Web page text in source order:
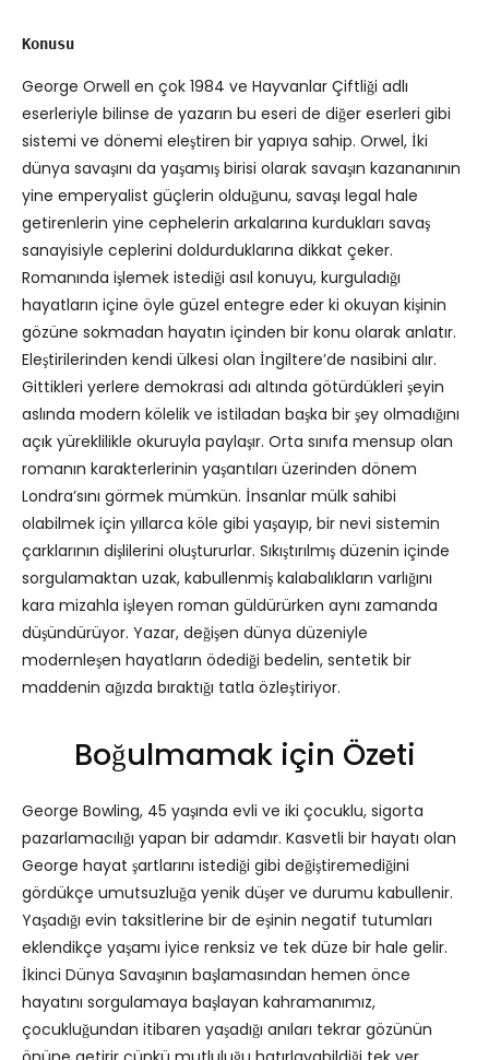
Konusu
George Orwell en çok 1984 ve Hayvanlar Çiftliği adlı
eserleriyle bilinse de yazarın bu eseri de diğer eserleri gibi
sistemi ve dönemi eleştiren bir yapıya sahip. Orwel, İki
dünya savaşını da yaşamış birisi olarak savaşın kazananının
yine emperyalist güçlerin olduğunu, savaşı legal hale
getirenlerin yine cephelerin arkalarına kurdukları savaş
sanayisiyle ceplerini doldurduklarına dikkat çeker.
Romanında işlemek istediği asıl konuyu, kurguladığı
hayatların içine öyle güzel entegre eder ki okuyan kişinin
gözüne sokmadan hayatın içinden bir konu olarak anlatır.
Eleştirilerinden kendi ülkesi olan İngiltere’de nasibini alır.
Gittikleri yerlere demokrasi adı altında götürdükleri şeyin
aslında modern kölelik ve istiladan başka bir şey olmadığını
açık yüreklilikle okuruyla paylaşır. Orta sınıfa mensup olan
romanın karakterlerinin yaşantıları üzerinden dönem
Londra’sını görmek mümkün. İnsanlar mülk sahibi
olabilmek için yıllarca köle gibi yaşayıp, bir nevi sistemin
çarklarının dişlilerini oluştururlar. Sıkıştırılmış düzenin içinde
sorgulamaktan uzak, kabullenmiş kalabalıkların varlığını
kara mizahla işleyen roman güldürürken aynı zamanda
düşündürüyor. Yazar, değişen dünya düzeniyle
modernleşen hayatların ödediği bedelin, sentetik bir
maddenin ağızda bıraktığı tatla özleştiriyor.
Boğulmamak için Özeti
George Bowling, 45 yaşında evli ve iki çocuklu, sigorta
pazarlamacılığı yapan bir adamdır. Kasvetli bir hayatı olan
George hayat şartlarını istediği gibi değiştiremediğini
gördükçe umutsuzluğa yenik düşer ve durumu kabullenir.
Yaşadığı evin taksitlerine bir de eşinin negatif tutumları
eklendikçe yaşamı iyice renksiz ve tek düze bir hale gelir.
İkinci Dünya Savaşının başlamasından hemen önce
hayatını sorgulamaya başlayan kahramanımız,
çocukluğundan itibaren yaşadığı anıları tekrar gözünün